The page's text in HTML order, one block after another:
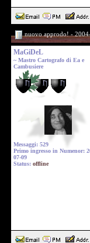
nuovo approdo! -
MaGiDeL
~ Mastro Cartografo di Ea e
Cambusiere
Messaggi: 529
Primo ingresso in Numenor:
07-09
Status: offline